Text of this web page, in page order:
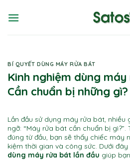
BÍ QUYẾT DÙNG MÁY RỬA BÁT
Kinh nghiệm dùng
Cần chuẩn bị những gì?
Lần đầu sử dụng máy rửa bát, nhiều
ngỡ: “Máy rửa bát cần chuẩn bị
đúng từ đầu, bạn sẽ thấy chiếc máy
kiệm thời gian và công sức. Dưới đây
dùng máy rửa bát lần đầu giúp